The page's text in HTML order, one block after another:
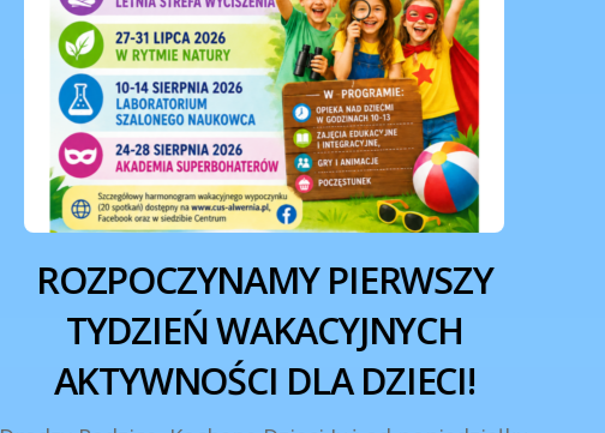
ROZPOCZYNAMY PIERWSZY
TYDZIEŃ WAKACYJNYCH
AKTYWNOŚCI DLA DZIECI!